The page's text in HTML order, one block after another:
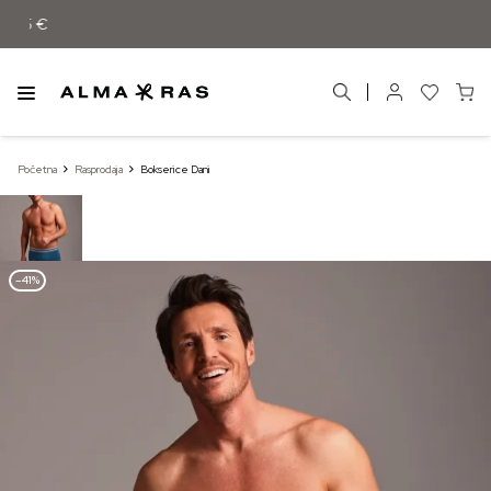
55 €
Početna Rasprodaja Bokserice Dani
–41%